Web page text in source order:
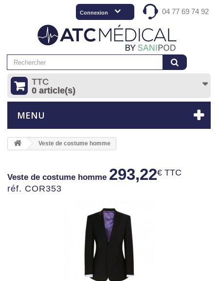
04 77 69 74 92
Connexion
TTC
0 article(s)
MENU
Veste de costume homme
Veste de costume homme 293,22€ TTC
réf. COR353